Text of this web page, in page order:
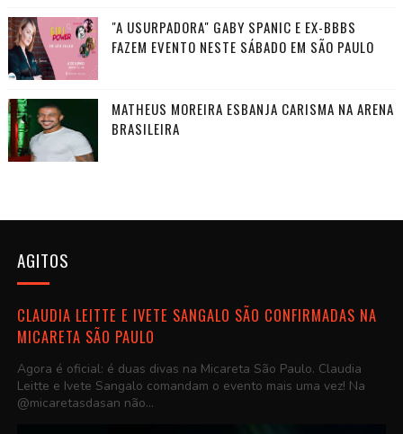
"A USURPADORA" GABY SPANIC E EX-BBBS
FAZEM EVENTO NESTE SÁBADO EM SÃO PAULO
MATHEUS MOREIRA ESBANJA CARISMA NA ARENA
BRASILEIRA
AGITOS
CLAUDIA LEITTE E IVETE SANGALO SÃO CONFIRMADAS NA
MICARETA SÃO PAULO
Agora é oficial: é duas divas na Micareta São Paulo. Claudia
Leitte e Ivete Sangalo comandam o evento mais uma vez! Na
@micaretasdasan não...